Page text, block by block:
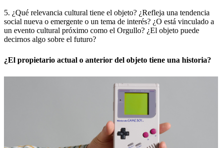
5. ¿Qué relevancia cultural tiene el objeto? ¿Refleja una tendencia
social nueva o emergente o un tema de interés? ¿O está vinculado a
un evento cultural próximo como el Orgullo? ¿El objeto puede
decirnos algo sobre el futuro?
¿El propietario actual o anterior del objeto tiene una historia?